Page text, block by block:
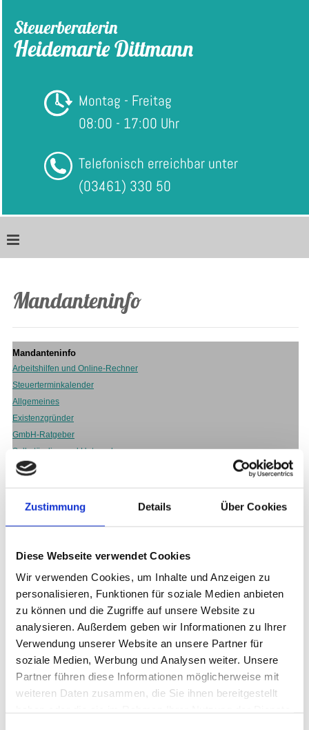
Zustimmung Details Über Cookies
Diese Webseite verwendet Cookies
Wir verwenden Cookies, um Inhalte und Anzeigen zu
personalisieren, Funktionen für soziale Medien anbieten
zu können und die Zugriffe auf unsere Website zu
analysieren. Außerdem geben wir Informationen zu Ihrer
Verwendung unserer Website an unsere Partner für
soziale Medien, Werbung und Analysen weiter. Unsere
Partner führen diese Informationen möglicherweise mit
weiteren Daten zusammen, die Sie ihnen bereitgestellt
Steuerberaterin
Heidemarie Dittmann
Montag - Freitag
08:00 - 17:00 Uhr
Telefonisch erreichbar unter
(03461) 330 50
Mandanteninfo